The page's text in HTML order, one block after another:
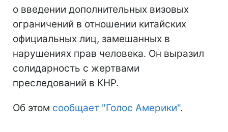
о введении дополнительных визовых
ограничений в отношении китайских
официальных лиц, замешанных в
нарушениях прав человека. Он выразил
солидарность с жертвами
преследований в КНР.
Об этом сообщает "Голос Америки".